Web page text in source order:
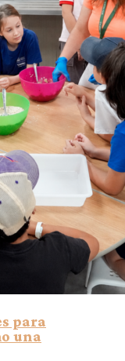
para
una